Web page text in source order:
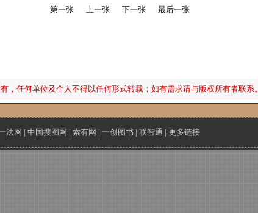
第一张 上一张 下一张 最后一张
，任何单位及个人不得以任何形式转载；如有需求请与版权所有者联系。
法网 | 中国搜图网 | 索有网 | 一创图书 | 联智通 | 更多链接